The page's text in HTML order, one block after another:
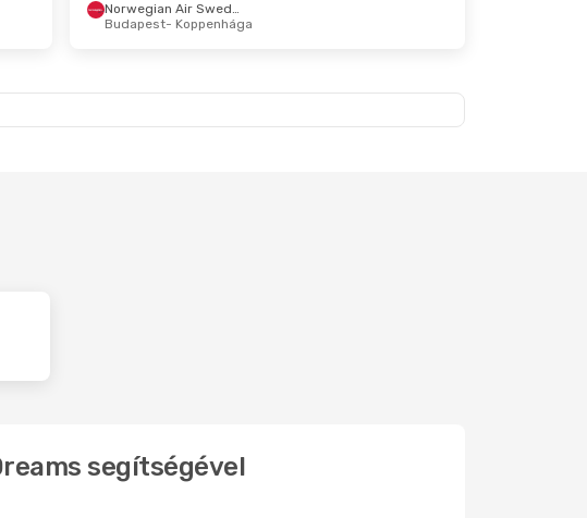
- Aug. 26., Sze
Norwegian Air Sweden
Budapest- Koppenhága
segítségével